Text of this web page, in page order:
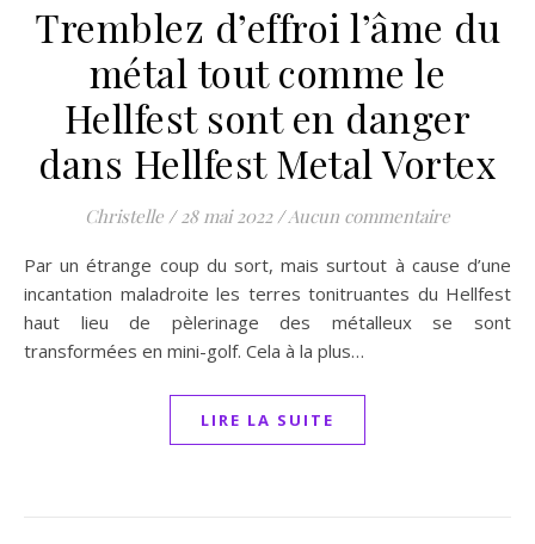
Tremblez d’effroi l’âme du
métal tout comme le
Hellfest sont en danger
dans Hellfest Metal Vortex
Christelle / 28 mai 2022 /Aucun commentaire
Par un étrange coup du sort, mais surtout à cause d’une
incantation maladroite les terres tonitruantes du Hellfest
haut lieu de pèlerinage des métalleux se sont
transformées en mini-golf. Cela à la plus…
LIRE LA SUITE